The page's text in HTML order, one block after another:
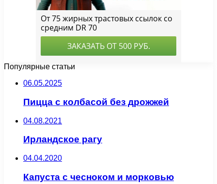
Популярные статьи
06.05.2025
Пицца с колбасой без дрожжей
04.08.2021
Ирландское рагу
04.04.2020
Капуста с чесноком и морковью